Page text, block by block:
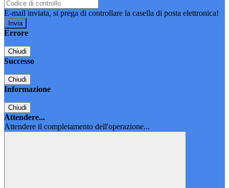
E-mail inviata, si prega di controllare la casella di posta elettronica!
Errore
Chiudi
Successo
Chiudi
Informazione
Chiudi
Attendere...
Attendere il completamento dell'operazione...